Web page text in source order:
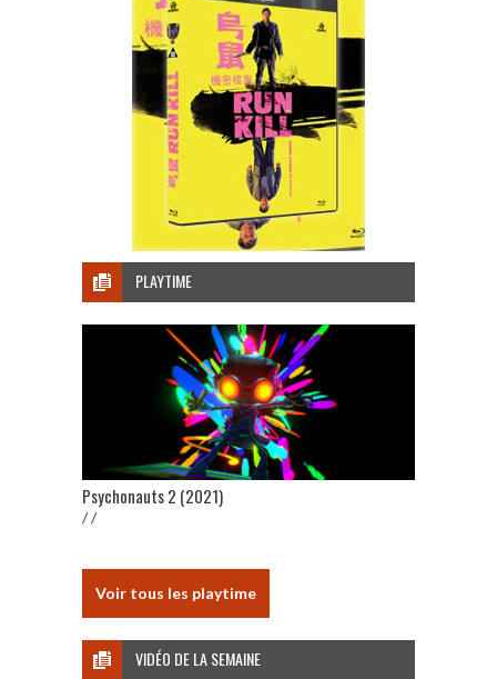
PLAYTIME
Psychonauts 2 (2021)
/ /
Voir tous les playtime
VIDÉO DE LA SEMAINE